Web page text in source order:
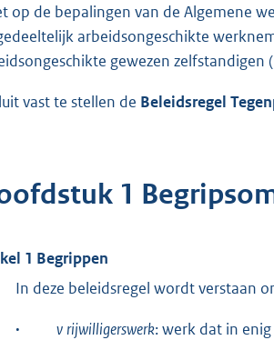
op de bepalingen van de Algemene
arbeidsongeschikte
gewezen zelfstandigen
vast te stellen de Beleidsregel
1
1 Begrippen
In deze beleidsregel wordt verstaan
· v rijwilligerswerk: werk dat in